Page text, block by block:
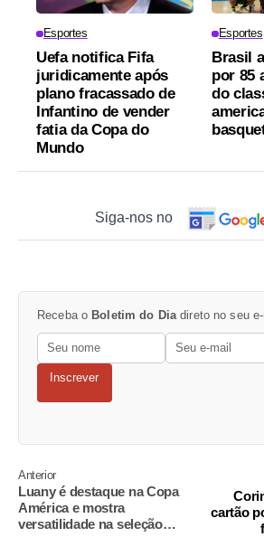
Esportes
Uefa notifica Fifa
juridicamente após
plano fracassado de
Infantino de vender
fatia da Copa do
Mundo
Esportes
Brasil
por 85
do
Siga-nos no
Receba o Boletim do Diadireto no seu
Inscrever
Anterior
Luany é destaque na Copa
América e mostra
versatilidade na seleção
cartão